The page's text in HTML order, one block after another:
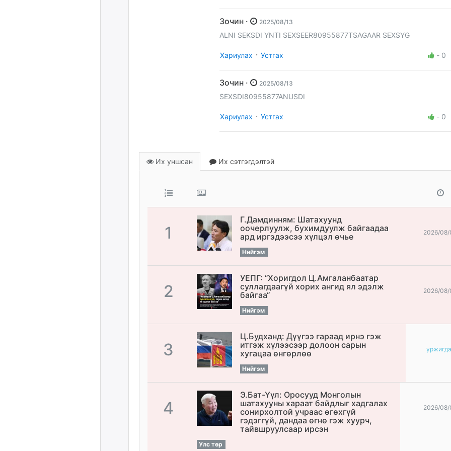
Зочин · 2025/08/13
ALNI SEKSDI YNTI SEXSEER80955877TSAGAAR SEXSYG
Хариулах · Устгах - 0
Зочин · 2025/08/13
SEXSDI80955877ANUSDI
Хариулах · Устгах - 0
Их уншсан Их сэтгэгдэлтэй
1
Г.Дамдинням: Шатахуунд
оочерлуулж, бухимдуулж байгаадаа
ард иргэдээсээ хүлцэл өчье
Нийгэм
2026/08/
2
УЕПГ: “Хоригдол Ц.Амгаланбаатар
cуллагдаагүй хорих ангид ял эдэлж
байгаа“
Нийгэм
2026/08/
3
Ц.Будханд: Дүүгээ гараад ирнэ гэж
итгэж хүлээсээр долоон сарын
хугацаа өнгөрлөө
Нийгэм
4
Э.Бат-Үүл: Оросууд Монголын
шатахууны хараат байдлыг хадгалах
сонирхолтой учраас өгөхгүй
гэдэггүй, дандаа өгнө гэж хуурч,
тайвшруулсаар ирсэн
Улс төр
2026/08/